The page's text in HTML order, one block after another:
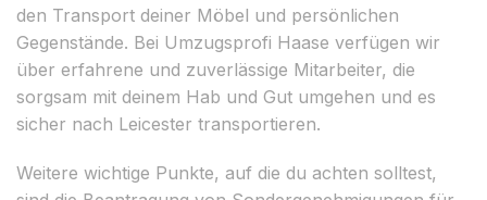
den Transport deiner Möbel und persönlichen
Gegenstände. Bei Umzugsprofi Haase verfügen wir
über erfahrene und zuverlässige Mitarbeiter, die
sorgsam mit deinem Hab und Gut umgehen und es
sicher nach Leicester transportieren.
Weitere wichtige Punkte, auf die du achten solltest,